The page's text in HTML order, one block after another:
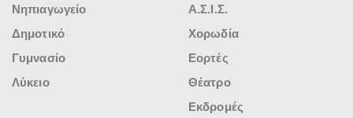
Νηπιαγωγείο
Δημοτικό
Γυμνασίο
Λύκειο
Α.Σ.Ι.Σ.
Χορωδία
Εορτές
Θέατρο
Εκδρομές